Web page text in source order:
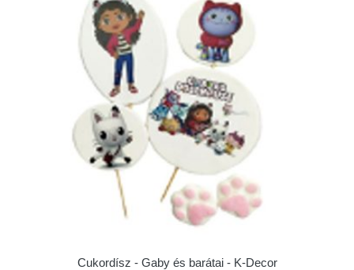
Cukordísz - Gaby és barátai - K-Decor